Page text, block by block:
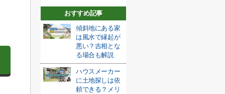
おすすめ記事
傾斜地にある家
は風水で縁起が
悪い？吉相とな
る場合も解説
ハウスメーカー
に土地探しは依
頼できる？メリ